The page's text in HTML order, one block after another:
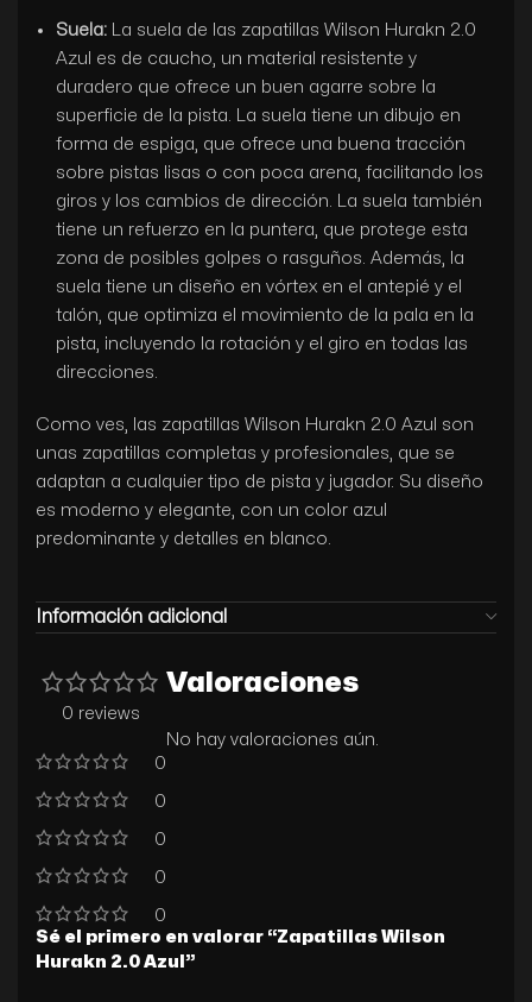
Suela: La suela de las zapatillas Wilson Hurakn 2.0
Azul es de caucho, un material resistente y
duradero que ofrece un buen agarre sobre la
superficie de la pista. La suela tiene un dibujo en
forma de espiga, que ofrece una buena tracción
sobre pistas lisas o con poca arena, facilitando los
giros y los cambios de dirección. La suela también
tiene un refuerzo en la puntera, que protege esta
zona de posibles golpes o rasguños. Además, la
suela tiene un diseño en vórtex en el antepié y el
talón, que optimiza el movimiento de la pala en la
pista, incluyendo la rotación y el giro en todas las
direcciones.
Como ves, las zapatillas Wilson Hurakn 2.0 Azul son
unas zapatillas completas y profesionales, que se
adaptan a cualquier tipo de pista y jugador. Su diseño
es moderno y elegante, con un color azul
predominante y detalles en blanco.
Información adicional
0 reviews
0
0
0
0
0
Valoraciones
No hay valoraciones aún.
Sé el primero en valorar “Zapatillas Wilson
Hurakn 2.0 Azul”